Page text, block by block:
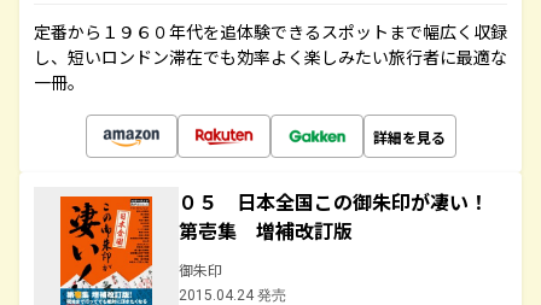
定番から１９６０年代を追体験できるスポットまで幅広く収録
し、短いロンドン滞在でも効率よく楽しみたい旅行者に最適な
一冊。
詳細を見る
０５ 日本全国この御朱印が凄い！
第壱集 増補改訂版
御朱印
2015.04.24 発売